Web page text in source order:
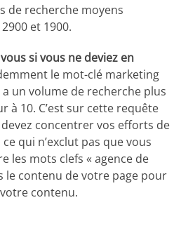
de recherche moyens
et 1900.
si vous ne deviez en
le mot-clé marketing
un volume de recherche plus
à 10. C’est sur cette requête
concentrer vos efforts de
qui n’exclut pas que vous
les mots clefs « agence de
le contenu de votre page pour
contenu.